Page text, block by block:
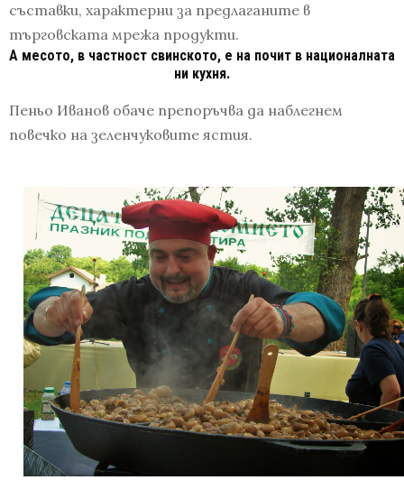
съставки, характерни за предлаганите в
търговската мрежа продукти.
А месото, в частност свинското, е на почит в националната
ни кухня.
Пеньо Иванов обаче препоръчва да наблегнем
повечко на зеленчуковите ястия.